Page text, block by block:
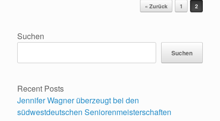
« Zurück 1 2
Suchen
Suchen
Recent Posts
Jennifer Wagner überzeugt bei den
südwestdeutschen Seniorenmeisterschaften